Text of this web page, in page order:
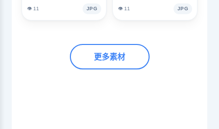
👁️ 11 JPG 👁️ 11 JPG
更多素材